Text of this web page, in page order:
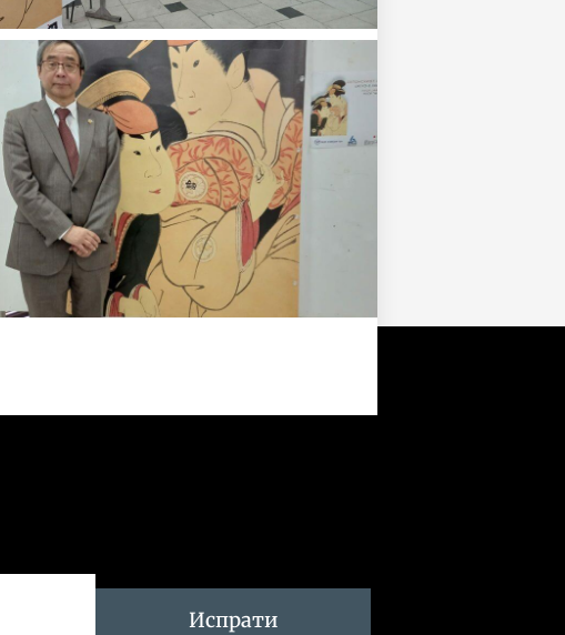
Испрати